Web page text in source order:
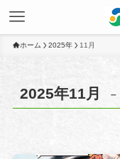
ホーム 2025年 11月
2025年11月 –